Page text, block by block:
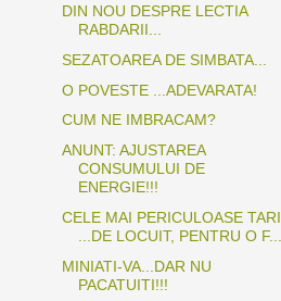
DIN NOU DESPRE LECTIA
RABDARII...
SEZATOAREA DE SIMBATA...
O POVESTE ...ADEVARATA!
CUM NE IMBRACAM?
ANUNT: AJUSTAREA
CONSUMULUI DE
ENERGIE!!!
CELE MAI PERICULOASE TARI
...DE LOCUIT, PENTRU O F...
MINIATI-VA...DAR NU
PACATUITI!!!